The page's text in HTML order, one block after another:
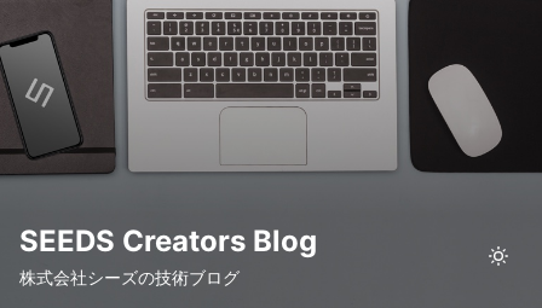
SEEDS Creators Blog
株式会社シーズの技術ブログ